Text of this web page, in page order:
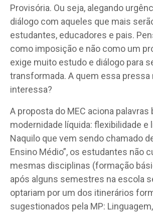
Provisória. Ou seja, alegando
diálogo com aqueles que mais
estudantes, educadores e pais.
como imposição e não como um
exige muito estudo e diálogo para
transformada. A quem essa pressa
interessa?
A proposta do MEC aciona palavras
modernidade líquida: flexibilidade e
Naquilo que vem sendo chamado
Ensino Médio”, os estudantes não
mesmas disciplinas (formação
após alguns semestres na escola
optariam por um dos itinerários
sugestionados pela MP: